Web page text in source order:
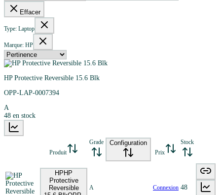
Effacer
Type: Laptop
Marque: HP
HP Protective Reversible 15.6 Blk
OPP-LAP-0007394
A
48 en stock
Produit
Grade Configuration
Prix
Stock
HP HP
Protective
Reversible
A Connexion 48